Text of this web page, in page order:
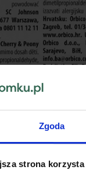
Zgoda
strona